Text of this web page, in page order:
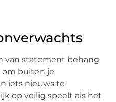
van statement behang
om buiten je
iets nieuws te
op veilig speelt als het